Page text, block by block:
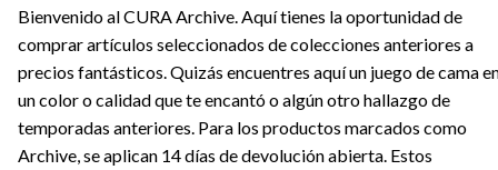
Bienvenido al CURA Archive. Aquí tienes la oportunidad de
comprar artículos seleccionados de colecciones anteriores a
precios fantásticos. Quizás encuentres aquí un juego de cama
un color o calidad que te encantó o algún otro hallazgo de
temporadas anteriores. Para los productos marcados como
Archive, se aplican 14 días de devolución abierta. Estos